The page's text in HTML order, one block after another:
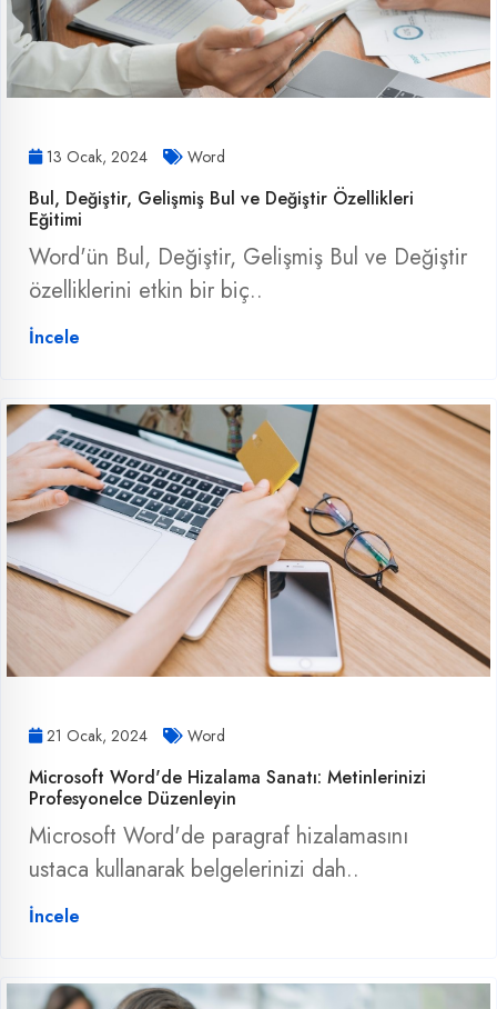
13 Ocak, 2024 Word
Bul, Değiştir, Gelişmiş Bul ve Değiştir Özellikleri
Eğitimi
Word'ün Bul, Değiştir, Gelişmiş Bul ve Değiştir
özelliklerini etkin bir biç..
İncele
21 Ocak, 2024 Word
Microsoft Word'de Hizalama Sanatı: Metinlerinizi
Profesyonelce Düzenleyin
Microsoft Word'de paragraf hizalamasını
ustaca kullanarak belgelerinizi dah..
İncele